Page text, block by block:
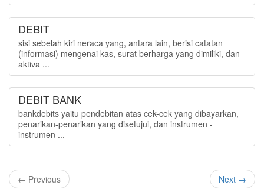
DEBIT
sisi sebelah kiri neraca yang, antara lain, berisi catatan
(informasi) mengenai kas, surat berharga yang dimiliki, dan
aktiva ...
DEBIT BANK
bankdebits yaitu pendebitan atas cek-cek yang dibayarkan,
penarikan-penarikan yang disetujui, dan instrumen -
instrumen ...
← Previous Next →